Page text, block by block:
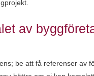
av
be att få referenser av